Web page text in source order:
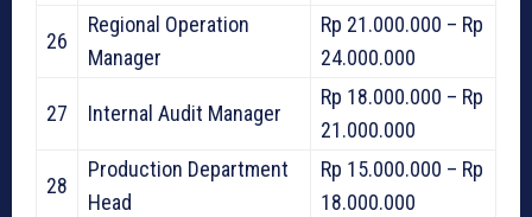
26
Regional Operation
Manager
Rp 21.000.000 – Rp
24.000.000
27 Internal Audit Manager
Rp 18.000.000 – Rp
21.000.000
28
Production Department
Head
Rp 15.000.000 – Rp
18.000.000